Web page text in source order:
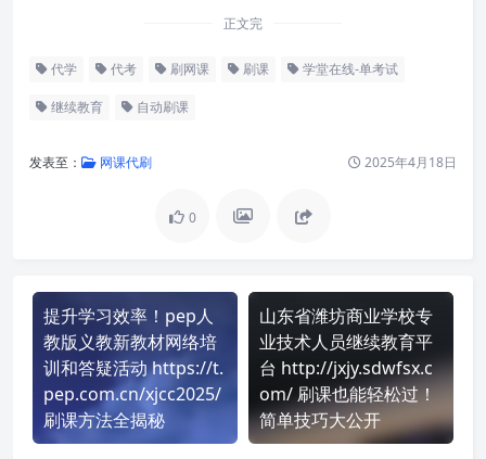
正文完
代学 代考 刷网课 刷课 学堂在线-单考试
继续教育 自动刷课
发表至： 网课代刷 2025年4月18日
0
提升学习效率！pep人
教版义教新教材网络培
训和答疑活动 https://t.
pep.com.cn/xjcc2025/
刷课方法全揭秘
山东省潍坊商业学校专
业技术人员继续教育平
台 http://jxjy.sdwfsx.c
om/ 刷课也能轻松过！
简单技巧大公开